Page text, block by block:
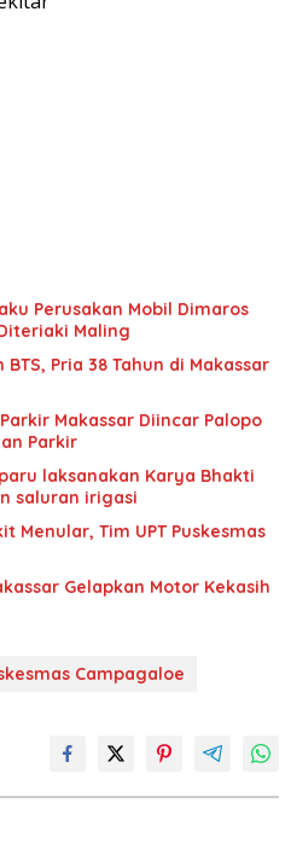
Perusakan Mobil Dimaros
Maling
Pria 38 Tahun di Makassar
Makassar Diincar Palopo
Parkir
laksanakan Karya Bhakti
saluran irigasi
Menular, Tim UPT Puskesmas
Gelapkan Motor Kekasih
Campagaloe